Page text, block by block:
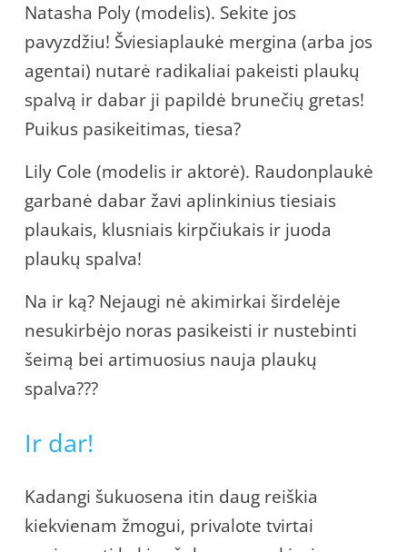
Natasha Poly (modelis). Sekite jos
pavyzdžiu! Šviesiaplaukė mergina (arba jos
agentai) nutarė radikaliai pakeisti plaukų
spalvą ir dabar ji papildė brunečių gretas!
Puikus pasikeitimas, tiesa?
Lily Cole (modelis ir aktorė). Raudonplaukė
garbanė dabar žavi aplinkinius tiesiais
plaukais, klusniais kirpčiukais ir juoda
plaukų spalva!
Na ir ką? Nejaugi nė akimirkai širdelėje
nesukirbėjo noras pasikeisti ir nustebinti
šeimą bei artimuosius nauja plaukų
spalva???
Ir dar!
Kadangi šukuosena itin daug reiškia
kiekvienam žmogui, privalote tvirtai